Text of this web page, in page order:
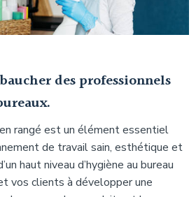
des professionnels
rangé est un élément essentiel
de travail sain, esthétique et
haut niveau d’hygiène au bureau
vos clients à développer une